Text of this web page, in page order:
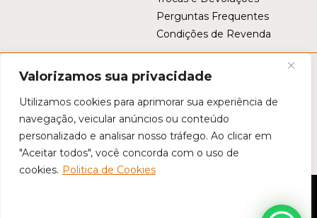
Valorizamos sua privacidade
Utilizamos cookies para aprimorar sua experiência de
navegação, veicular anúncios ou conteúdo
personalizado e analisar nosso tráfego. Ao clicar em
"Aceitar todos", você concorda com o uso de
cookies. Politica de Cookies
Perguntas Frequentes
Condições de Revenda
Este site é protegido porreCAPTCHA. Aplicam-se aPolítica de
Privacidade da Googlee osTermos de Serviço da Google